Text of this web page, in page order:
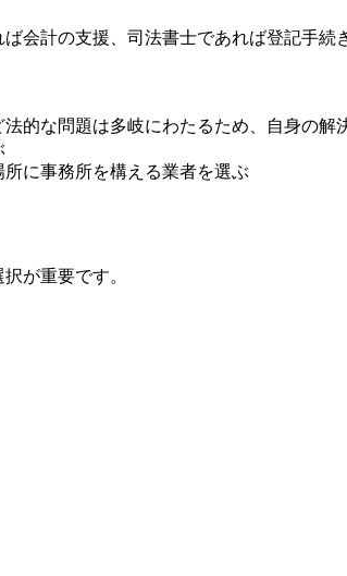
会計の支援、司法書士であれば登記手
的な問題は多岐にわたるため、自身の解
に事務所を構える業者を選ぶ
が重要です。